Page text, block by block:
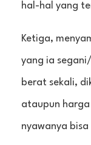
hal-hal yang
Ketiga,
yang ia
berat sekali,
ataupun
nyawanya bisa